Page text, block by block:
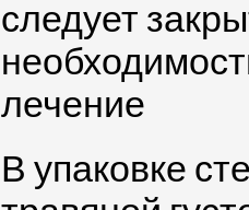
следует
лечение
В упаковке